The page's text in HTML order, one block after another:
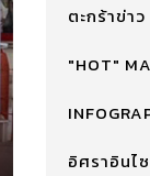
ตะกร้าข่าว
"HOT"
อิศราอินไ